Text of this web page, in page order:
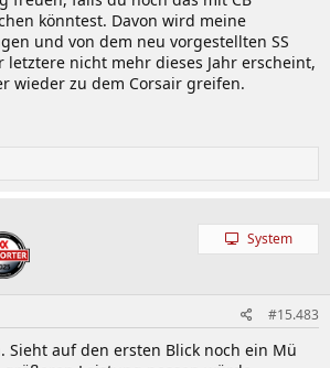
könntest. Davon wird meine
und von dem neu vorgestellten SS
letztere nicht mehr dieses Jahr erscheint,
wieder zu dem Corsair greifen.
System
#15.483
Sieht auf den ersten Blick noch ein Mü